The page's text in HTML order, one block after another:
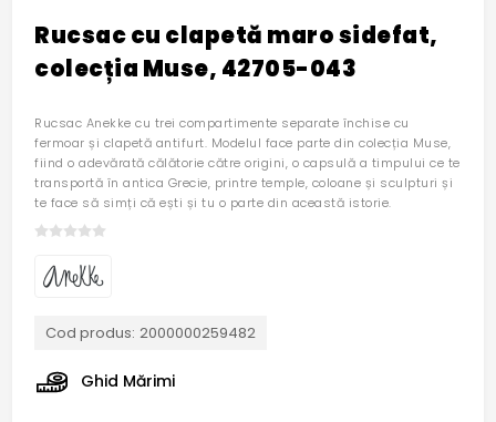
Rucsac cu clapetă maro sidefat,
colecția Muse, 42705-043
Rucsac Anekke cu trei compartimente separate închise cu
fermoar și clapetă antifurt. Modelul face parte din colecția Muse,
fiind o adevărată călătorie către origini, o capsulă a timpului ce te
transportă în antica Grecie, printre temple, coloane și sculpturi și
te face să simți că ești și tu o parte din această istorie.
Cod produs: 2000000259482
Ghid Mărimi